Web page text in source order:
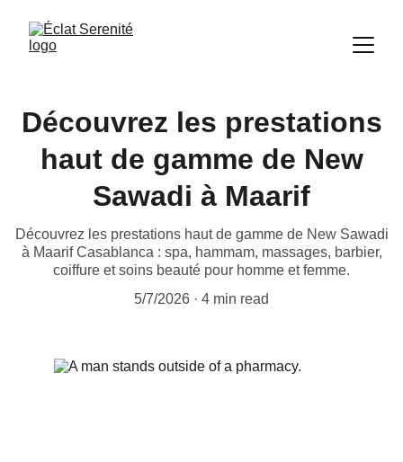
Découvrez les prestations
haut de gamme de New
Sawadi à Maarif
Découvrez les prestations haut de gamme de New Sawadi
à Maarif Casablanca : spa, hammam, massages, barbier,
coiffure et soins beauté pour homme et femme.
5/7/2026
4 min read